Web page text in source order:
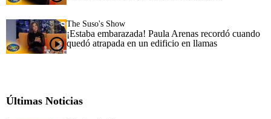
The Suso's Show
¡Estaba embarazada! Paula Arenas recordó cuando
quedó atrapada en un edificio en llamas
Últimas Noticias